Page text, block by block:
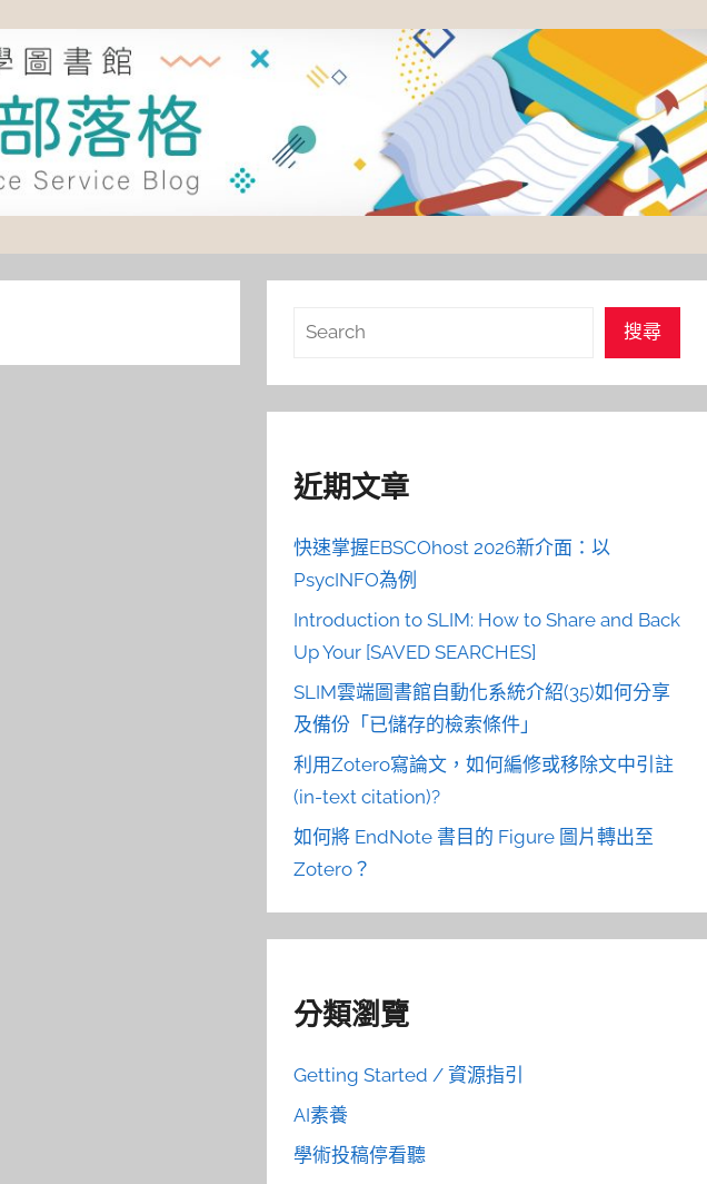
搜
搜尋
近期文章
快速掌握EBSCOhost 2026新介面：以
PsycINFO為例
Introduction to SLIM: How to Share and Back
Up Your [SAVED SEARCHES]
SLIM雲端圖書館自動化系統介紹(35)如何分享
及備份「已儲存的檢索條件」
利用Zotero寫論文，如何編修或移除文中引註
(in-text citation)?
如何將 EndNote 書目的 Figure 圖片轉出至
Zotero？
分類瀏覽
Getting Started / 資源指引
AI素養
學術投稿停看聽